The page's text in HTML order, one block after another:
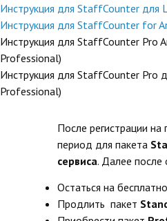
Инструкция для StaffCounter для
Инструкция для StaffCounter for
Инструкция для StaffCounter Pro
Professional)
Инструкция для StaffCounter Pro
Professional)
После регистрации на
период для пакета
сервиса. Далее после
Остаться на
Продлить пакет